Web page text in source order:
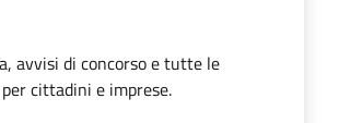
avvisi di concorso e tutte le
cittadini e imprese.